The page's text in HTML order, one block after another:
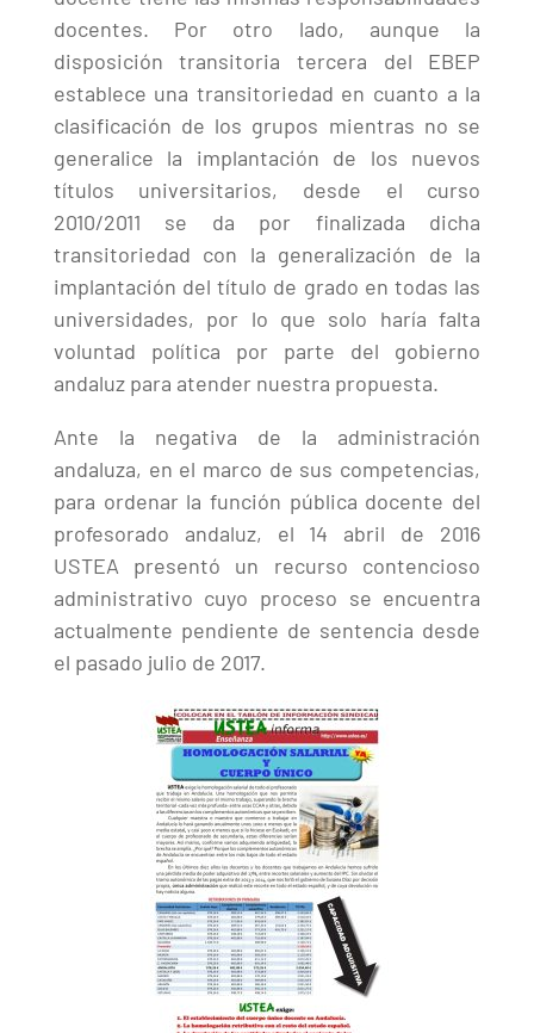
docentes. Por otro lado, aunque la
disposición transitoria tercera del EBEP
establece una transitoriedad en cuanto a la
clasificación de los grupos mientras no se
generalice la implantación de los nuevos
títulos universitarios, desde el curso
2010/2011 se da por finalizada dicha
transitoriedad con la generalización de la
implantación del título de grado en todas las
universidades, por lo que solo haría falta
voluntad política por parte del gobierno
andaluz para atender nuestra propuesta.
Ante la negativa de la administración
andaluza, en el marco de sus competencias,
para ordenar la función pública docente del
profesorado andaluz, el 14 abril de 2016
USTEA presentó un recurso contencioso
administrativo cuyo proceso se encuentra
actualmente pendiente de sentencia desde
el pasado julio de 2017.